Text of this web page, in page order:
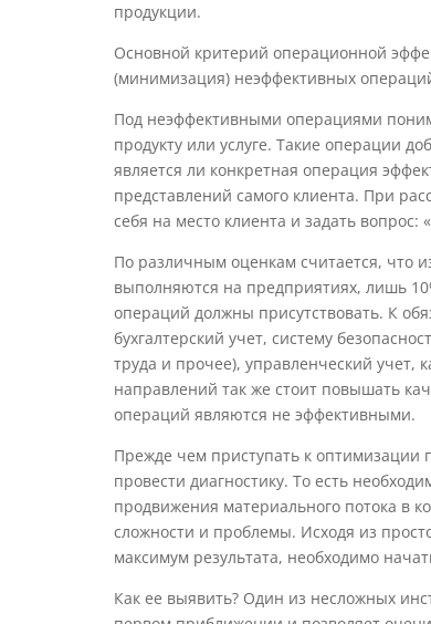
продукции.
Основной критерий операционной
(минимизация) неэффективных
Под неэффективными операциями
продукту или услуге. Такие операции
является ли конкретная операция
представлений самого клиента. При
себя на место клиента и задать вопрос:
По различным оценкам считается, что
выполняются на предприятиях, лишь
операций должны присутствовать. К
бухгалтерский учет, систему
труда и прочее), управленческий учет,
направлений так же стоит повышать
операций являются не эффективными.
Прежде чем приступать к оптимизации
провести диагностику. То есть
продвижения материального потока в
сложности и проблемы. Исходя из
максимум результата, необходимо
Как ее выявить? Один из несложных